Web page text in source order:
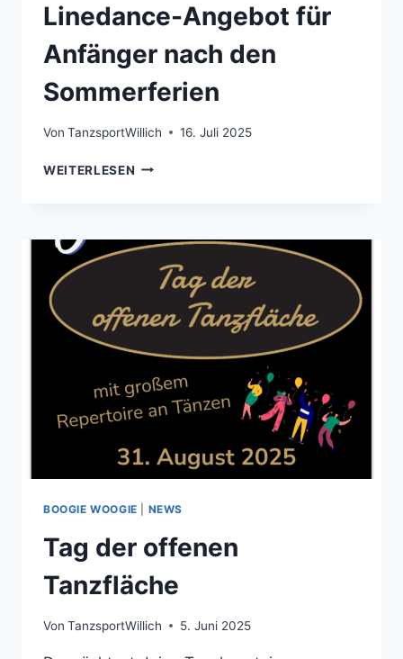
Linedance-Angebot für
Anfänger nach den
Sommerferien
Von TanzsportWillich 16. Juli 2025
WEITERLESEN LINEDANCE-
NACH
SOMMERFERIEN
BOOGIE WOOGIE NEWS
Tag der offenen
Tanzfläche
Von TanzsportWillich 5. Juni 2025